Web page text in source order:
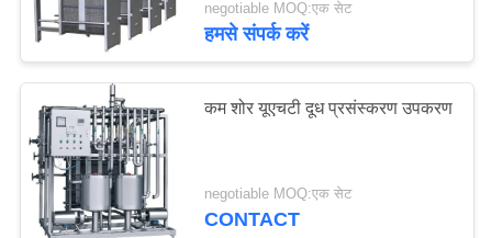
negotiable MOQ:एक सेट
हमसे संपर्क करें
कम शोर यूएचटी दूध प्रसंस्करण उपकरण
negotiable MOQ:एक सेट
CONTACT